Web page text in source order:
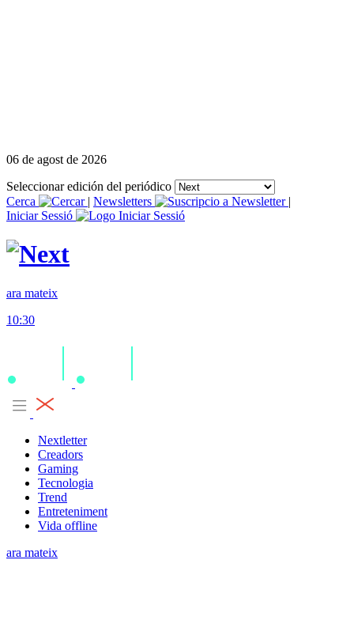
06 de agost de 2026
Seleccionar edición del periódico
Cerca
| Newsletters
|
Iniciar Sessió
ara mateix
10:30
Nextletter
Creadors
Gaming
Tecnologia
Trend
Entreteniment
Vida offline
ara mateix